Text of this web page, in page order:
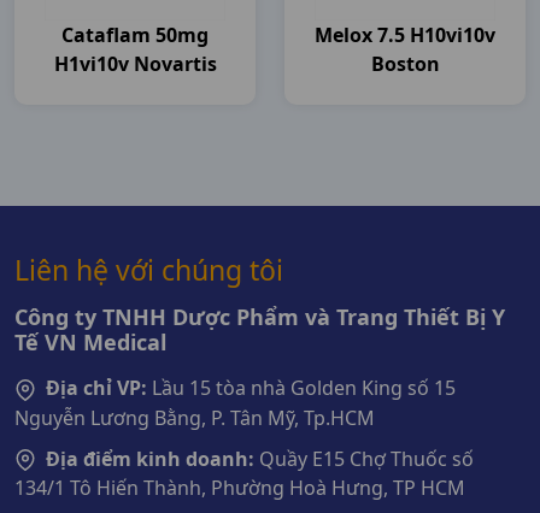
Cataflam 50mg
H1vi10v Novartis
Melox 7.5 H10vi10v
Boston
Liên hệ với chúng tôi
Công ty TNHH Dược Phẩm và Trang Thiết Bị Y
Tế VN Medical
Địa chỉ VP: Lầu 15 tòa nhà Golden King số 15
Nguyễn Lương Bằng, P. Tân Mỹ, Tp.HCM
Địa điểm kinh doanh: Quầy E15 Chợ Thuốc số
134/1 Tô Hiến Thành, Phường Hoà Hưng, TP HCM